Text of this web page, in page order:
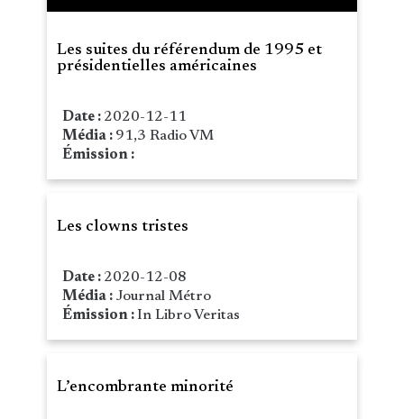
Les suites du référendum de 1995 et
présidentielles américaines
Date : 2020-12-11
Média : 91,3 Radio VM
Émission :
Les clowns tristes
Date : 2020-12-08
Média : Journal Métro
Émission :In Libro Veritas
L’encombrante minorité